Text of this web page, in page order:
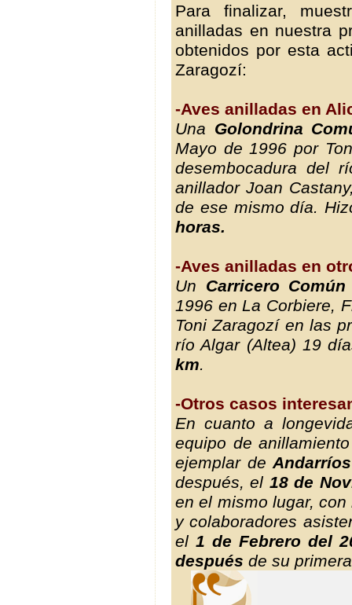
Para finalizar,
anilladas en nuestra
obtenidos por esta
Zaragozí:
-Aves anilladas en
Una Golondrina
Mayo de 1996 por
desembocadura del
anillador Joan
de ese mismo día.
horas.
-Aves anilladas en
Un Carricero Común
1996 en La Corbiere,
Toni Zaragozí en las
río Algar (Altea) 19
km.
-Otros casos
En cuanto a
equipo de
ejemplar de
después, el 18 de
en el mismo lugar,
y colaboradores
el 1 de Febrero del
después de su